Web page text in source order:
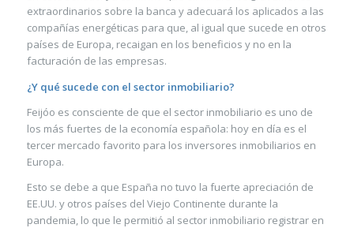
extraordinarios sobre la banca y adecuará los aplicados a las
compañías energéticas para que, al igual que sucede en otros
países de Europa, recaigan en los beneficios y no en la
facturación de las empresas.
¿Y qué sucede con el sector inmobiliario?
Feijóo es consciente de que el sector inmobiliario es uno de
los más fuertes de la economía española: hoy en día es el
tercer mercado favorito para los inversores inmobiliarios en
Europa.
Esto se debe a que España no tuvo la fuerte apreciación de
EE.UU. y otros países del Viejo Continente durante la
pandemia, lo que le permitió al sector inmobiliario registrar en